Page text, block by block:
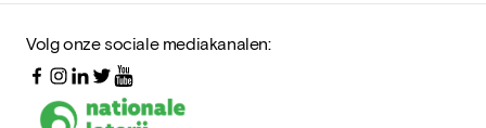
Volg onze sociale mediakanalen: